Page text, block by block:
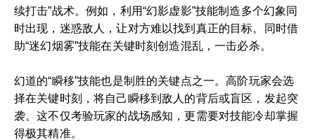
续打击”战术。例如，利用“幻影虚影”技能制造多个幻象同
时出现，迷惑敌人，让对方难以找到真正的目标。同时借
助“迷幻烟雾”技能在关键时刻创造混乱，一击必杀。
幻道的“瞬移”技能也是制胜的关键点之一。高阶玩家会选
择在关键时刻，将自己瞬移到敌人的背后或盲区，发起突
袭。这不仅考验玩家的战场感知，更需要对技能冷却掌握
得极其精准。